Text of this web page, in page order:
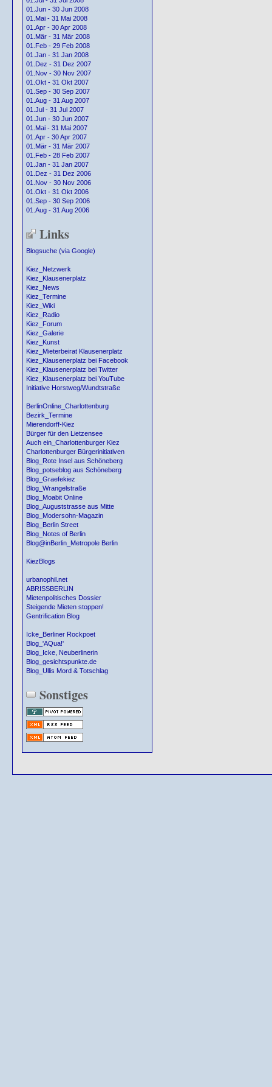
01.Jun - 30 Jun 2008
01.Mai - 31 Mai 2008
01.Apr - 30 Apr 2008
01.Mär - 31 Mär 2008
01.Feb - 29 Feb 2008
01.Jan - 31 Jan 2008
01.Dez - 31 Dez 2007
01.Nov - 30 Nov 2007
01.Okt - 31 Okt 2007
01.Sep - 30 Sep 2007
01.Aug - 31 Aug 2007
01.Jul - 31 Jul 2007
01.Jun - 30 Jun 2007
01.Mai - 31 Mai 2007
01.Apr - 30 Apr 2007
01.Mär - 31 Mär 2007
01.Feb - 28 Feb 2007
01.Jan - 31 Jan 2007
01.Dez - 31 Dez 2006
01.Nov - 30 Nov 2006
01.Okt - 31 Okt 2006
01.Sep - 30 Sep 2006
01.Aug - 31 Aug 2006
Links
Blogsuche (via Google)
Kiez_Netzwerk
Kiez_Klausenerplatz
Kiez_News
Kiez_Termine
Kiez_Wiki
Kiez_Radio
Kiez_Forum
Kiez_Galerie
Kiez_Kunst
Kiez_Mieterbeirat Klausenerplatz
Kiez_Klausenerplatz bei Facebook
Kiez_Klausenerplatz bei Twitter
Kiez_Klausenerplatz bei YouTube
Initiative Horstweg/Wundtstraße
BerlinOnline_Charlottenburg
Bezirk_Termine
Mierendorff-Kiez
Bürger für den Lietzensee
Auch ein_Charlottenburger Kiez
Charlottenburger Bürgerinitiativen
Blog_Rote Insel aus Schöneberg
Blog_potseblog aus Schöneberg
Blog_Graefekiez
Blog_Wrangelstraße
Blog_Moabit Online
Blog_Auguststrasse aus Mitte
Blog_Modersohn-Magazin
Blog_Berlin Street
Blog_Notes of Berlin
Blog@inBerlin_Metropole Berlin
KiezBlogs
urbanophil.net
ABRISSBERLIN
Mietenpolitisches Dossier
Steigende Mieten stoppen!
Gentrification Blog
Icke_Berliner Rockpoet
Blog_'AQua!'
Blog_Icke, Neuberlinerin
Blog_gesichtspunkte.de
Blog_Ullis Mord & Totschlag
Sonstiges